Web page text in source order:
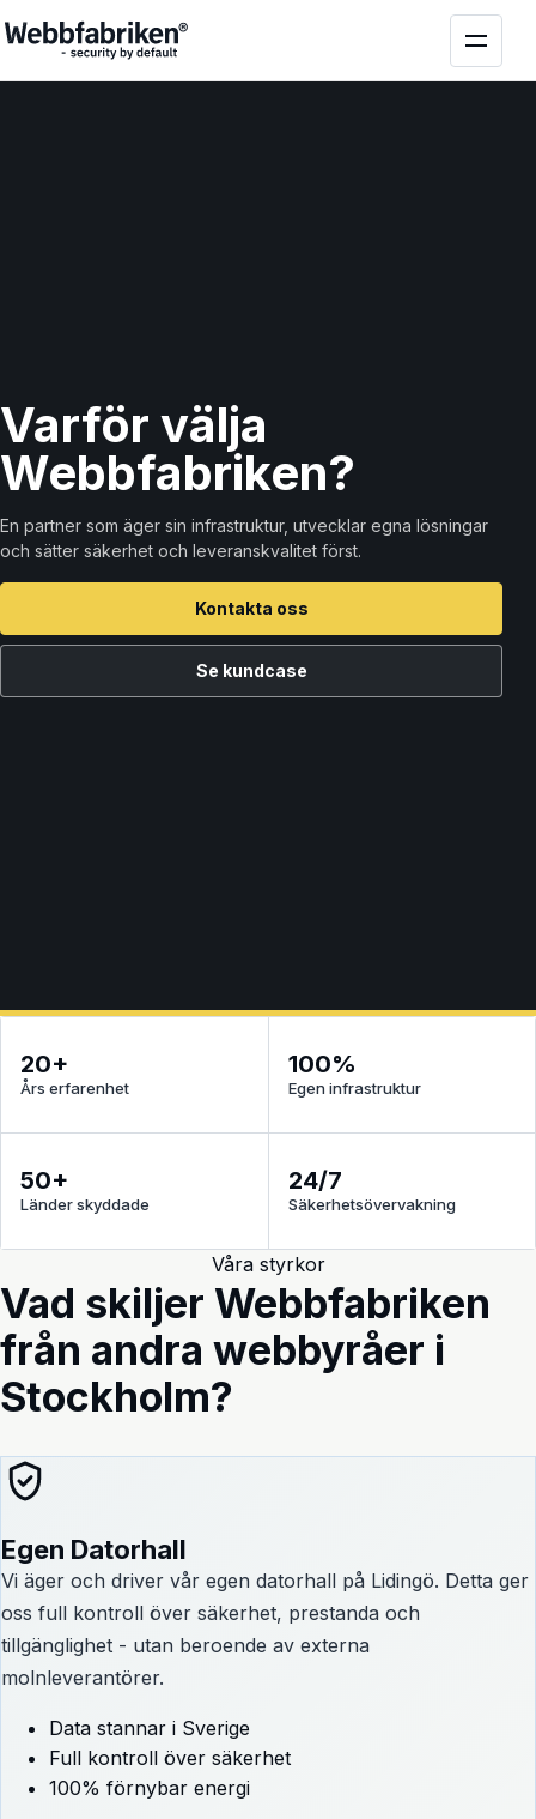
Varför välja
Webbfabriken?
En partner som äger sin infrastruktur, utvecklar egna lösningar
och sätter säkerhet och leveranskvalitet först.
Kontakta oss
Se kundcase
20+
Års erfarenhet
100%
Egen infrastruktur
50+
Länder skyddade
24/7
Säkerhetsövervakning
Våra styrkor
Vad skiljer Webbfabriken
från andra webbyråer i
Stockholm?
Egen Datorhall
Vi äger och driver vår egen datorhall på Lidingö. Detta ger
oss full kontroll över säkerhet, prestanda och
tillgänglighet - utan beroende av externa
molnleverantörer.
Data stannar i Sverige
Full kontroll över säkerhet
100% förnybar energi